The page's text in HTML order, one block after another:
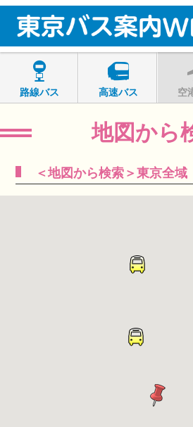
路線バス 高速バス 空
地図から
＜地図から検索＞東京全域